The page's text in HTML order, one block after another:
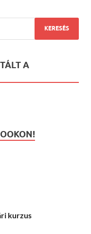
A
kurzus